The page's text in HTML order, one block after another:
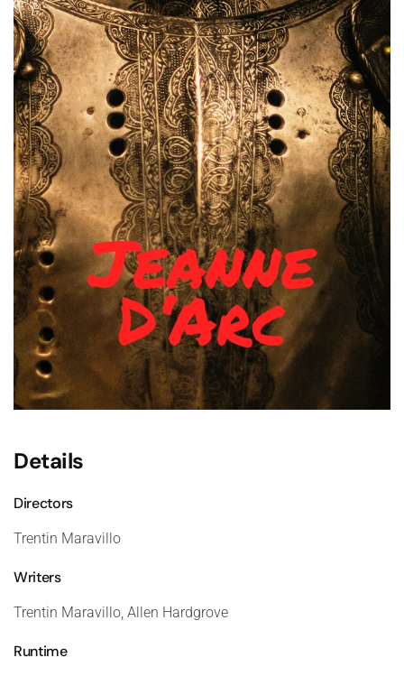
Details
Directors
Trentin Maravillo
Writers
Trentin Maravillo, Allen Hardgrove
Runtime